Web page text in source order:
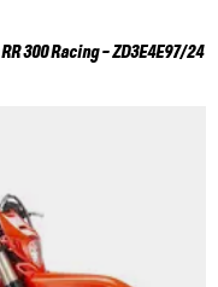
RR 300 Racing - ZD3E4E97/24